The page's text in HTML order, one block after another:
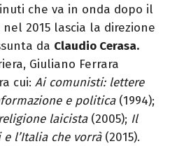
che va in onda dopo il
2015 lascia la direzione
da Claudio Cerasa.
Giuliano Ferrara
cui: Ai comunisti: lettere
e politica(1994);
laicista(2005); Il
e l’Italia che vorrà(2015).